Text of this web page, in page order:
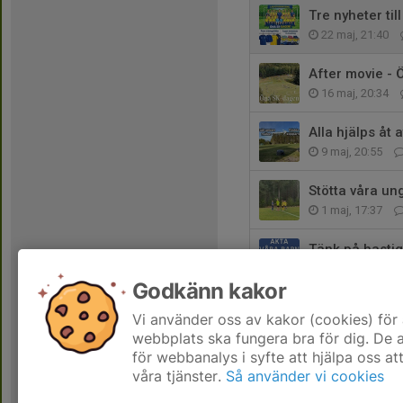
Tre nyheter till
22 maj, 21:40
After movie -
16 maj, 20:34
Alla hjälps åt
9 maj, 20:55
Stötta våra
1 maj, 17:37
Tänk på
24 apr, 10:17
Godkänn kakor
Vi använder oss av kakor (cookies)
webbplats ska fungera bra för dig. De
för webbanalys i syfte att hjälpa oss
våra tjänster. Så använder vi cookies